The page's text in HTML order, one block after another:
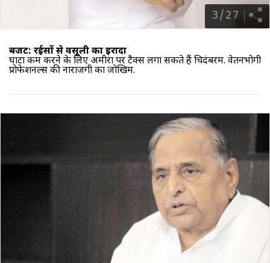
3/ 27
बजट: रईसों से वसूली का इरादा
घाटा कम करने के लिए अमीरों पर टैक्स लगा सकते हैं चिदंबरम. वेतनभोगी
प्रोफेशनल्स की नाराजगी का जोखिम.